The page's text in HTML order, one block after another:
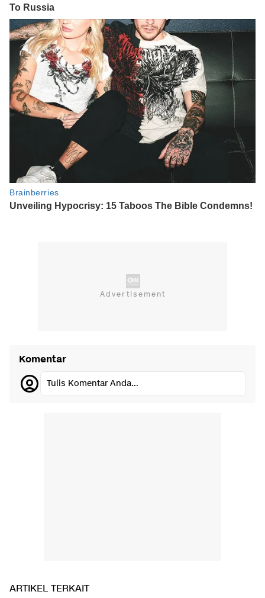
Komentar
Tulis Komentar Anda...
ARTIKEL TERKAIT